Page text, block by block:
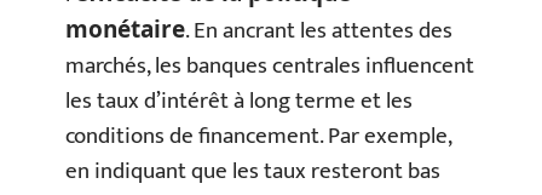
monétaire. En ancrant les attentes des
marchés, les banques centrales influencent
les taux d’intérêt à long terme et les
conditions de financement. Par exemple,
en indiquant que les taux resteront bas